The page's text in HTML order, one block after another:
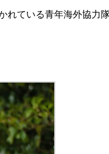
ている青年海外協力